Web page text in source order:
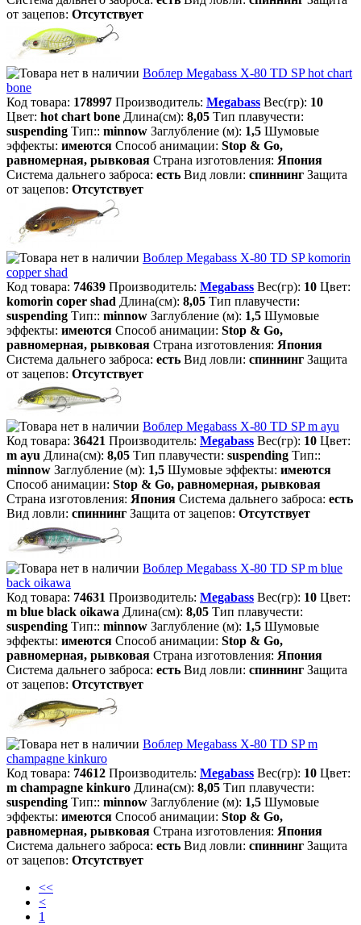
от зацепов: Отсутствует
Воблер Megabass X-80 TD SP hot chart
bone
Код товара: 178997 Производитель: Megabass Вес(гр): 10
Цвет: hot chart bone Длина(см): 8,05 Тип плавучести:
suspending Тип:: minnow Заглубление (м): 1,5 Шумовые
эффекты: имеются Способ анимации: Stop & Go,
равномерная, рывковая Страна изготовления: Япония
Система дальнего заброса: есть Вид ловли: спиннинг Защита
от зацепов: Отсутствует
Воблер Megabass X-80 TD SP komorin
copper shad
Код товара: 74639 Производитель: Megabass Вес(гр): 10 Цвет:
komorin coper shad Длина(см): 8,05 Тип плавучести:
suspending Тип:: minnow Заглубление (м): 1,5 Шумовые
эффекты: имеются Способ анимации: Stop & Go,
равномерная, рывковая Страна изготовления: Япония
Система дальнего заброса: есть Вид ловли: спиннинг Защита
от зацепов: Отсутствует
Воблер Megabass X-80 TD SP m ayu
Код товара: 36421 Производитель: Megabass Вес(гр): 10 Цвет:
m ayu Длина(см): 8,05 Тип плавучести: suspending Тип::
minnow Заглубление (м): 1,5 Шумовые эффекты: имеются
Способ анимации: Stop & Go, равномерная, рывковая
Страна изготовления: Япония Система дальнего заброса: есть
Вид ловли: спиннинг Защита от зацепов: Отсутствует
Воблер Megabass X-80 TD SP m blue
back oikawa
Код товара: 74631 Производитель: Megabass Вес(гр): 10 Цвет:
m blue black oikawa Длина(см): 8,05 Тип плавучести:
suspending Тип:: minnow Заглубление (м): 1,5 Шумовые
эффекты: имеются Способ анимации: Stop & Go,
равномерная, рывковая Страна изготовления: Япония
Система дальнего заброса: есть Вид ловли: спиннинг Защита
от зацепов: Отсутствует
Воблер Megabass X-80 TD SP m
champagne kinkuro
Код товара: 74612 Производитель: Megabass Вес(гр): 10 Цвет:
m champagne kinkuro Длина(см): 8,05 Тип плавучести:
suspending Тип:: minnow Заглубление (м): 1,5 Шумовые
эффекты: имеются Способ анимации: Stop & Go,
равномерная, рывковая Страна изготовления: Япония
Система дальнего заброса: есть Вид ловли: спиннинг Защита
от зацепов: Отсутствует
<<
<
1